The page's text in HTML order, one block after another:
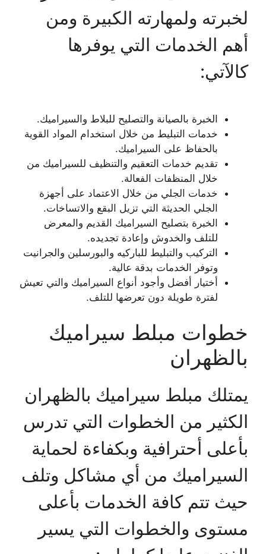
لخبرته ولمهارته الكبيرة ومن
أهم الخدمات التي يوفرها
كالآتي:
الخبرة بالصيانة والتصليح للبلاط والسيراميك.
خدمات التبليط من خلال استخدام المواد القوية
بالحفاظ على السيراميك.
تقديم خدمات التعقيم والتنظيف للسيراميك من
خلال المنظفات الفعالة.
خدمات الجلي من خلال الاعتماد على أجهزة
الجلي الحديثة التي تزيل البقع والاتساخات.
الخبرة بتصليح السيراميك القديم والمعرض
للتلف والخدوش وإعادة تجديده.
التركيب والتبليط للباركيه والبورسلين والجرانيت
وتوفر الخدمات بدقة عالية.
أختيار أفضل وأجود أنواع السيراميك والتي تعيش
لفترة طويلة دون تعرضها للتلف.
خطوات مبلط سيراميك
بالظهران
يمتلك مبلط سيراميك بالظهران
الكثير من الخطوات التي تدرس
بأعلى أحترافية وبكفاءة لحماية
السيراميك من أي مشاكل وتلف
حيث تتم كافة الخدمات بأعلى
مستوى والخطوات التي يسير